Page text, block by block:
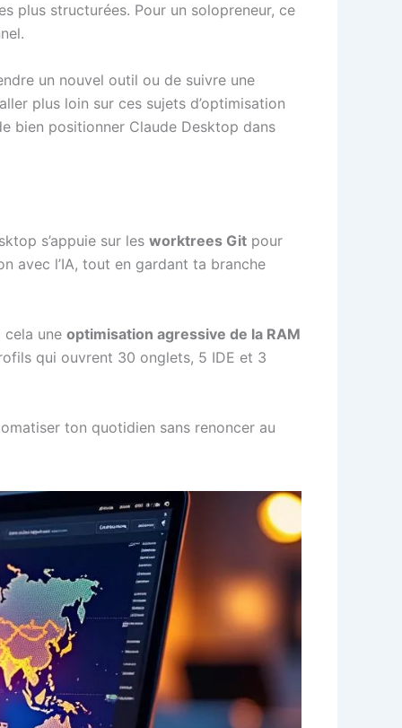
plus structurées. Pour un solopreneur, ce
un nouvel outil ou de suivre une
plus loin sur ces sujets d’optimisation
bien positionner Claude Desktop dans
s’appuie sur les worktrees Git pour
avec l’IA, tout en gardant ta branche
une optimisation agressive de la RAM
qui ouvrent 30 onglets, 5 IDE et 3
ton quotidien sans renoncer au